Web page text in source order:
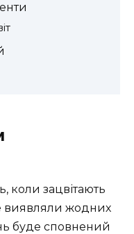
коли зацвітають
виявляли жодних
буде сповнений